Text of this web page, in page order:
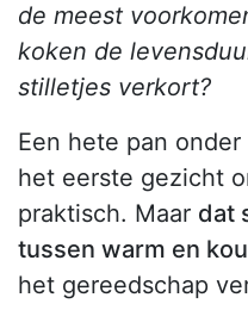
de meest
koken de
stilletjes verkort?
Een hete pan
het eerste gezicht
praktisch. Maar dat
tussen warm en
het gereedschap